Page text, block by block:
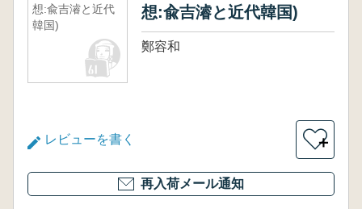
想:兪吉濬と近代
韓国)
想:兪吉濬と近代韓国)
鄭容和
レビューを書く ＋
再入荷メール通知